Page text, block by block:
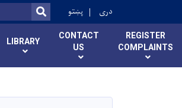
SEARCH
پښتو دری
LIBRARY
CONTACT
US
REGISTER
COMPLAINTS